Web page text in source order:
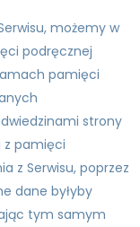
możemy w
podręcznej
pamięci
strony
z pamięci
z Serwisu, poprzez
dane byłyby
tym samym